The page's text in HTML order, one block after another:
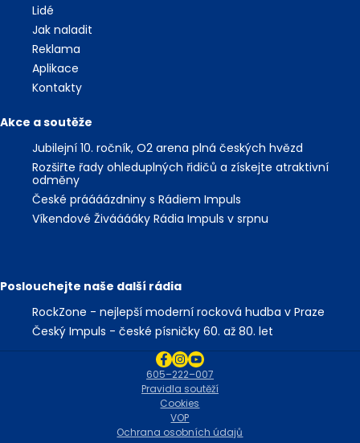
Lidé
Jak naladit
Reklama
Aplikace
Kontakty
Akce a soutěže
Jubilejní 10. ročník, O2 arena plná českých hvězd
Rozšiřte řady ohleduplných řidičů a získejte atraktivní
odměny
České práááázdniny s Rádiem Impuls
Víkendové Živááááky Rádia Impuls v srpnu
Poslouchejte naše další rádia
RockZone - nejlepší moderní rocková hudba v Praze
Český Impuls - české písničky 60. až 80. let
Ochrana osobních údajů
VOP
Cookies
Pravidla soutěží
605–222–007